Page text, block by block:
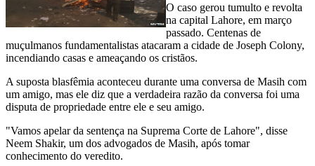
O caso gerou tumulto e revolta
na capital Lahore, em março
passado. Centenas de
muçulmanos fundamentalistas atacaram a cidade de Joseph Colony,
incendiando casas e ameaçando os cristãos.
A suposta blasfêmia aconteceu durante uma conversa de Masih com
um amigo, mas ele diz que a verdadeira razão da conversa foi uma
disputa de propriedade entre ele e seu amigo.
"Vamos apelar da sentença na Suprema Corte de Lahore", disse
Neem Shakir, um dos advogados de Masih, após tomar
conhecimento do veredito.